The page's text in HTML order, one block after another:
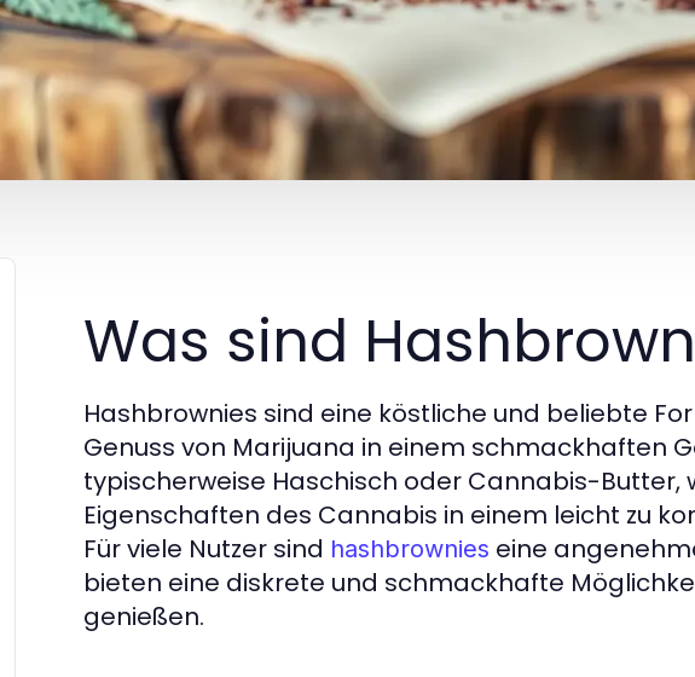
Was sind
Hashbrownies sind eine köstliche und beliebte
Genuss von Marijuana in einem schmackhaften
typischerweise Haschisch oder Cannabis-Butter,
Eigenschaften des Cannabis in einem leicht zu
Für viele Nutzer sind hashbrownies eine
bieten eine diskrete und schmackhafte
genießen.